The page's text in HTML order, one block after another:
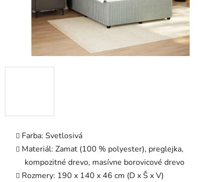
Farba: Svetlosivá
Materiál: Zamat (100 % polyester), preglejka,
kompozitné drevo, masívne borovicové drevo
Rozmery: 190 x 140 x 46 cm (D x Š x V)